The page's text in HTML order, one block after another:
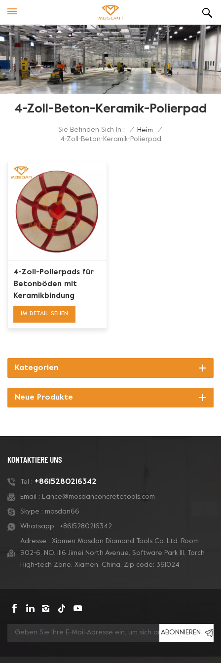
4-Zoll-Beton-Keramik-Polierpad
Sie Befinden Sich In : / Heim
/
4-Zoll-Beton-Keramik-Polierpad
4-Zoll-Polierpads für
Betonböden mit
Keramikbindung
IM DETAIL SEHEN
Kategorien
Neue Produkte
KONTAKTIERE UNS
Tel : +8615280216342
Email : Lance@mosdanconcretetools.com
Skype : mosdan66
Whatsapp : +8615280216342
Adresse : Xiamen Mosdan Diamond Tools Co.,Ltd. Room
902-6, NO. 1116 Jimei North Avenue, Software Park Ill, Torch
High-tech Zone, Xiamen, China. Zip code: 361024
ABONNIEREN